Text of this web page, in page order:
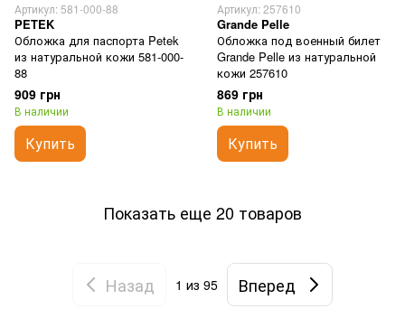
Артикул: 581-000-88
PETEK
Обложка для паспорта Petek
из натуральной кожи 581-000-
88
909 грн
В наличии
Купить
Артикул: 257610
Grande Pelle
Обложка под военный билет
Grande Pelle из натуральной
кожи 257610
869 грн
В наличии
Купить
Показать еще 20 товаров
Назад 1 из 95 Вперед